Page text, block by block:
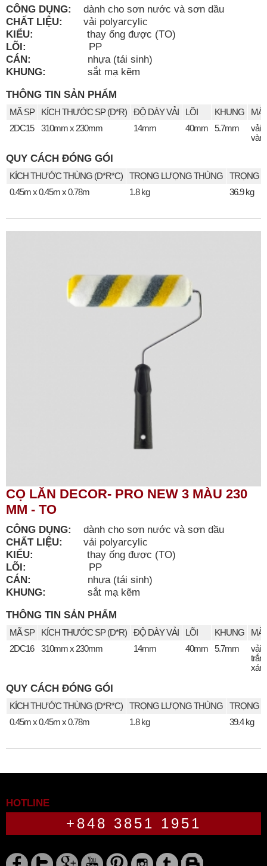
CÔNG DỤNG: dành cho sơn nước và sơn dầu
CHẤT LIỆU: vải polyarcylic
KIỂU: thay ống được (TO)
LÕI: PP
CÁN: nhựa (tái sinh)
KHUNG:
sắt mạ kẽm
THÔNG TIN SẢN PHẨM
MÃ SP KÍCH THƯỚC SP (D*R) ĐỘ DÀY VẢI LÕI KHUNG
2DC15
310mm x 230mm 14mm 40mm 5.7mm
vải
vàng
QUY CÁCH ĐÓNG GÓI
KÍCH THƯỚC THÙNG (D*R*C) TRỌNG LƯỢNG THÙNG
TRỌNG
0.45m x 0.45m x 0.78m
1.8 kg 36.9 kg
CỌ LĂN DECOR- PRO NEW 3 MÀU 230
MM - TO
CÔNG DỤNG: dành cho sơn nước và sơn dầu
CHẤT LIỆU: vải polyarcylic
KIỂU: thay ống được (TO)
LÕI: PP
CÁN: nhựa (tái sinh)
KHUNG:
sắt mạ kẽm
THÔNG TIN SẢN PHẨM
MÃ SP KÍCH THƯỚC SP (D*R) ĐỘ DÀY VẢI LÕI KHUNG
2DC16
310mm x 230mm 14mm 40mm 5.7mm
vải
xám
QUY CÁCH ĐÓNG GÓI
KÍCH THƯỚC THÙNG (D*R*C) TRỌNG LƯỢNG THÙNG
TRỌNG
0.45m x 0.45m x 0.78m
1.8 kg 39.4 kg
HOTLINE
+848 3851 1951